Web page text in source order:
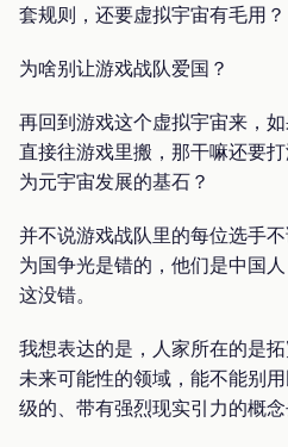
套规则，还要虚拟宇宙有毛用？
为啥别让游戏战队爱国？
再回到游戏这个虚拟宇宙来，
直接往游戏里搬，那干嘛还要
为元宇宙发展的基石？
并不说游戏战队里的每位选手
为国争光是错的，他们是中国
这没错。
我想表达的是，人家所在的是
未来可能性的领域，能不能别
级的、带有强烈现实引力的概念